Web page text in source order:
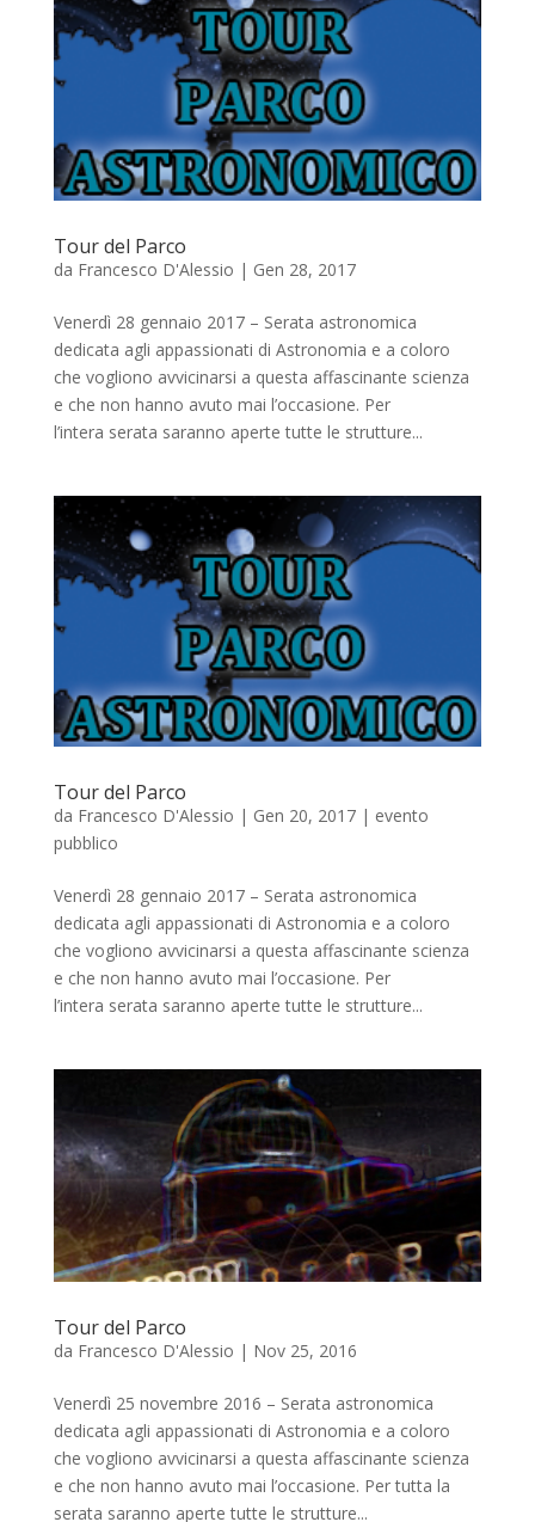
Tour del Parco
da Francesco D'Alessio | Gen 28, 2017
Venerdì 28 gennaio 2017 – Serata astronomica
dedicata agli appassionati di Astronomia e a coloro
che vogliono avvicinarsi a questa affascinante scienza
e che non hanno avuto mai l’occasione. Per
l’intera serata saranno aperte tutte le strutture...
Tour del Parco
da Francesco D'Alessio | Gen 20, 2017| evento
pubblico
Venerdì 28 gennaio 2017 – Serata astronomica
dedicata agli appassionati di Astronomia e a coloro
che vogliono avvicinarsi a questa affascinante scienza
e che non hanno avuto mai l’occasione. Per
l’intera serata saranno aperte tutte le strutture...
Tour del Parco
da Francesco D'Alessio | Nov 25, 2016
Venerdì 25 novembre 2016 – Serata astronomica
dedicata agli appassionati di Astronomia e a coloro
che vogliono avvicinarsi a questa affascinante scienza
e che non hanno avuto mai l’occasione. Per tutta la
serata saranno aperte tutte le strutture...